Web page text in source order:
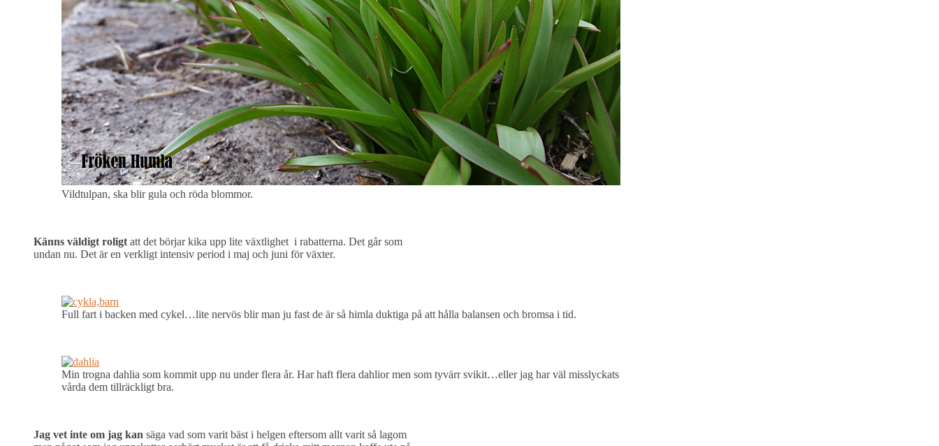
Vildtulpan, ska blir gula och röda blommor.
Känns väldigt roligt att det börjar kika upp lite växtlighet i rabatterna. Det går som
undan nu. Det är en verkligt intensiv period i maj och juni för växter.
Full fart i backen med cykel…lite nervös blir man ju fast de är så himla duktiga på att hålla balansen och bromsa i tid.
Min trogna dahlia som kommit upp nu under flera år. Har haft flera dahlior men som tyvärr svikit…eller jag har väl misslyckats
vårda dem tillräckligt bra.
Jag vet inte om jag kan säga vad som varit bäst i helgen eftersom allt varit så lagom